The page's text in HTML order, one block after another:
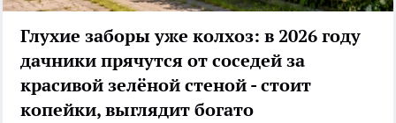
Глухие заборы уже колхоз: в 2026 году
дачники прячутся от соседей за
красивой зелёной стеной - стоит
копейки, выглядит богато